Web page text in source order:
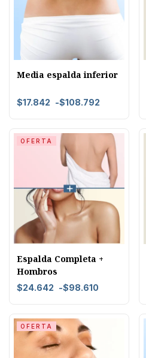
Media espalda inferior
$17.842 -$108.792
OFERTA
Espalda Completa +
Hombros
$24.642 -$98.610
OFERTA